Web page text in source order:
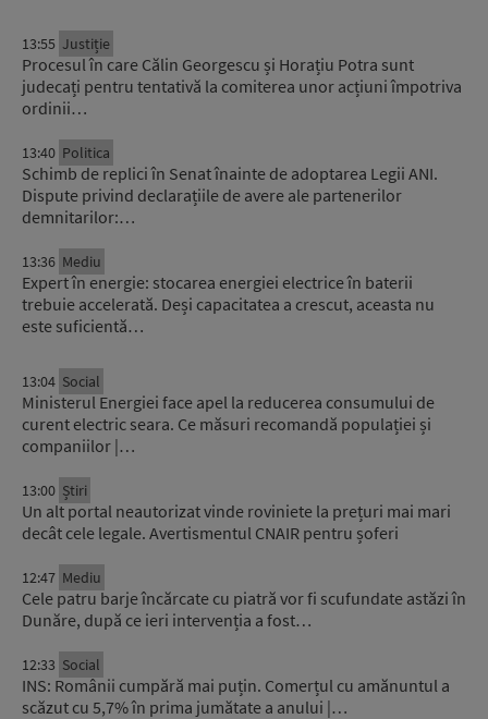
13:55 Justiție
Procesul în care Călin Georgescu și Horațiu Potra sunt
judecați pentru tentativă la comiterea unor acțiuni împotriva
ordinii…
13:40 Politica
Schimb de replici în Senat înainte de adoptarea Legii ANI.
Dispute privind declarațiile de avere ale partenerilor
demnitarilor:…
13:36 Mediu
Expert în energie: stocarea energiei electrice în baterii
trebuie accelerată. Deși capacitatea a crescut, aceasta nu
este suficientă…
13:04 Social
Ministerul Energiei face apel la reducerea consumului de
curent electric seara. Ce măsuri recomandă populației și
companiilor |…
13:00 Știri
Un alt portal neautorizat vinde roviniete la prețuri mai mari
decât cele legale. Avertismentul CNAIR pentru șoferi
12:47 Mediu
Cele patru barje încărcate cu piatră vor fi scufundate astăzi în
Dunăre, după ce ieri intervenția a fost…
12:33 Social
INS: Românii cumpără mai puțin. Comerțul cu amănuntul a
scăzut cu 5,7% în prima jumătate a anului |…